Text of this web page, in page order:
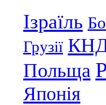
Ізраїль
Грузії
Польща
Японія